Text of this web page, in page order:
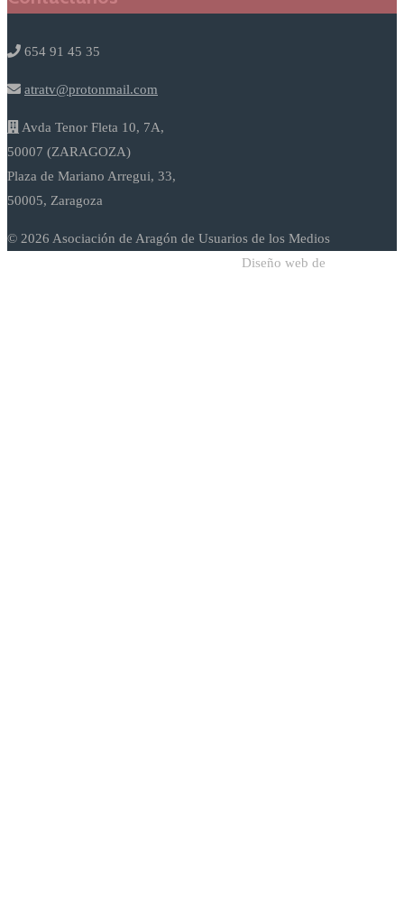
654 91 45 35
atratv@protonmail.com
Avda Tenor Fleta 10, 7A,
50007 (ZARAGOZA)
Plaza de Mariano Arregui, 33,
50005, Zaragoza
© 2026 Asociación de Aragón de Usuarios de los Medios
Diseño web de